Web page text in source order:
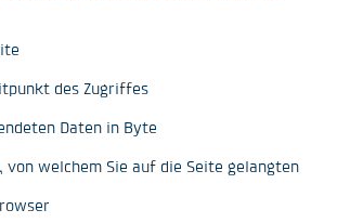
des Zugriffes
Daten in Byte
welchem Sie auf die Seite gelangten